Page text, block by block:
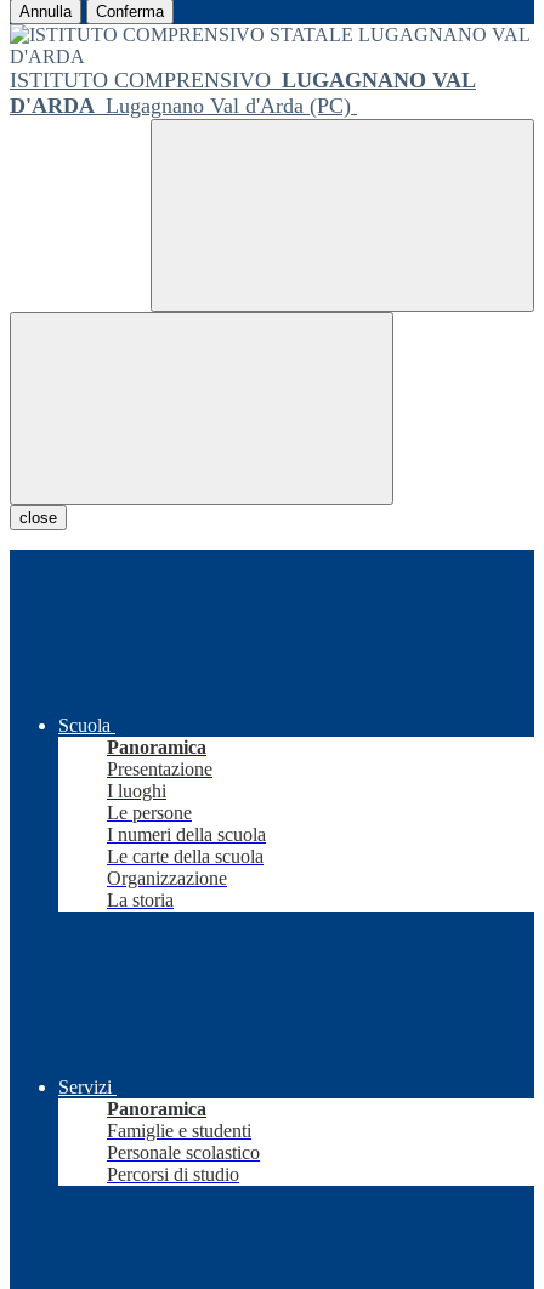
Annulla Conferma
ISTITUTO COMPRENSIVO LUGAGNANO VAL
D'ARDA Lugagnano Val d'Arda (PC)
close
Scuola
Panoramica
Presentazione
I luoghi
Le persone
I numeri della scuola
Le carte della scuola
Organizzazione
La storia
Servizi
Panoramica
Famiglie e studenti
Personale scolastico
Percorsi di studio